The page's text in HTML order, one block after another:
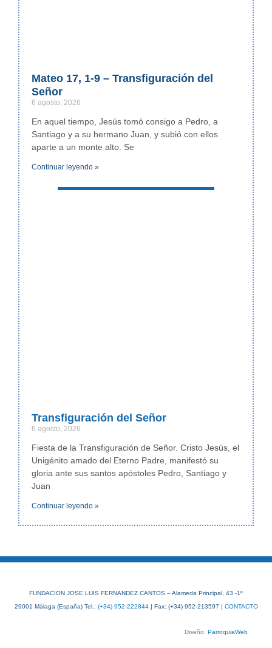
Mateo 17, 1-9 – Transfiguración del
Señor
6 agosto, 2026
En aquel tiempo, Jesús tomó consigo a Pedro, a
Santiago y a su hermano Juan, y subió con ellos
aparte a un monte alto. Se
Continuar leyendo »
Transfiguración del Señor
6 agosto, 2026
Fiesta de la Transfiguración de Señor. Cristo Jesús, el
Unigénito amado del Eterno Padre, manifestó su
gloria ante sus santos apóstoles Pedro, Santiago y
Juan
Continuar leyendo »
FUNDACION JOSE LUIS FERNANDEZ CANTOS – Alameda Principal, 43 -1º
29001 Málaga (España) Tel.: (+34) 952-222844| Fax: (+34) 952-213597 | CONTACTO
Diseño: ParroquiaWeb